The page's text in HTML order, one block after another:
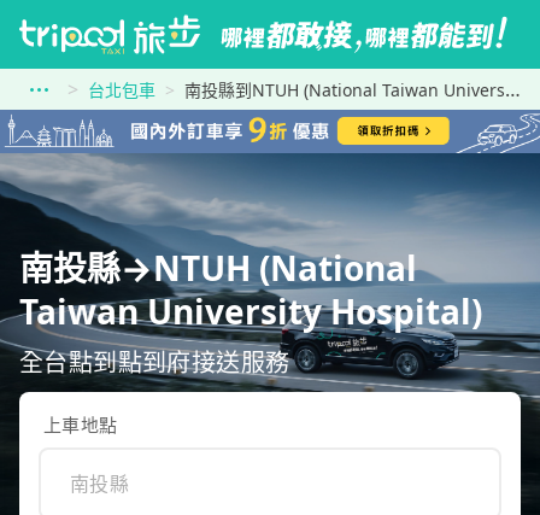
台北包車 南投縣到NTUH (National Taiwan University Hospital)
南投縣→NTUH (National
Taiwan University Hospital)
全台點到點到府接送服務
上車地點